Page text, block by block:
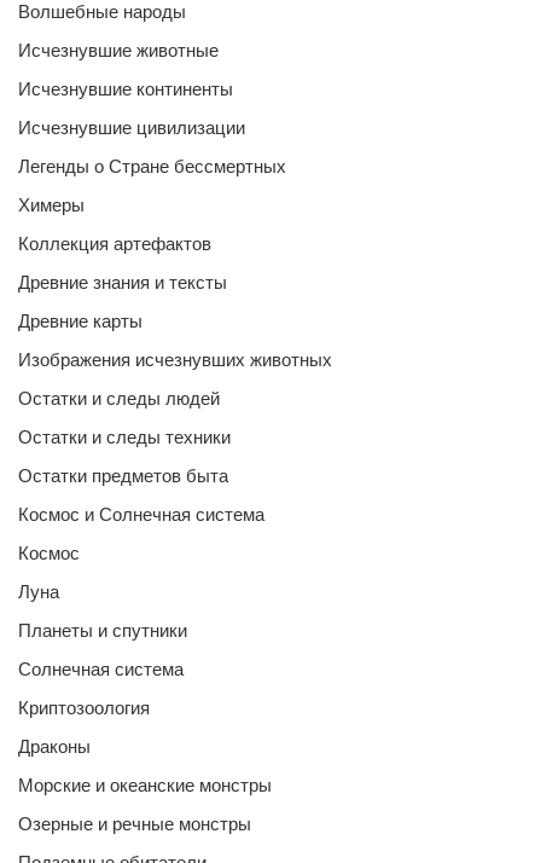
Волшебные народы
Исчезнувшие животные
Исчезнувшие континенты
Исчезнувшие цивилизации
Легенды о Стране бессмертных
Химеры
Коллекция артефактов
Древние знания и тексты
Древние карты
Изображения исчезнувших животных
Остатки и следы людей
Остатки и следы техники
Остатки предметов быта
Космос и Солнечная система
Космос
Луна
Планеты и спутники
Солнечная система
Криптозоология
Драконы
Морские и океанские монстры
Озерные и речные монстры